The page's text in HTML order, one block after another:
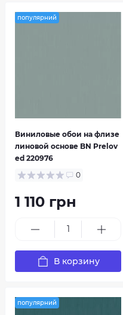
популярний
Виниловые обои на флизе
линовой основе BN Prelov
ed 220976
0
1 110 грн
В корзину
популярний